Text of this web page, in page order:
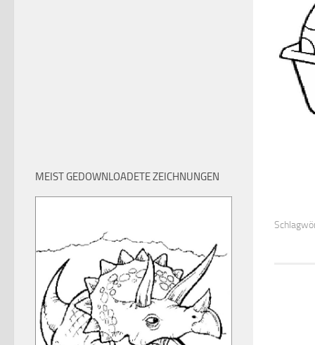
MEIST GEDOWNLOADETE ZEICHNUNGEN